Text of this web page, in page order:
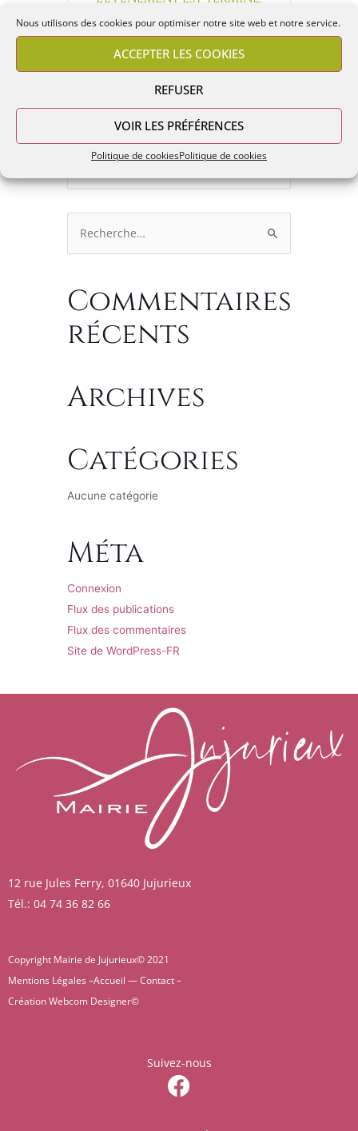
Nous utilisons des cookies pour optimiser notre site web et notre service.
ACCEPTER LES COOKIES
REFUSER
VOIR LES PRÉFÉRENCES
Politique de cookiesPolitique de cookies
PARTAGEZ CET ÉVÉNEMENT
Rechercher :
Commentaires
récents
Archives
Catégories
Aucune catégorie
Méta
Connexion
Flux des publications
Flux des commentaires
Site de WordPress-FR
12 rue Jules Ferry, 01640 Jujurieux
Tél.: 04 74 36 82 66
Copyright Mairie de Jujurieux© 2021
Mentions Légales –Accueil —Contact–
CréationWebcom Designer©
Suivez-nous